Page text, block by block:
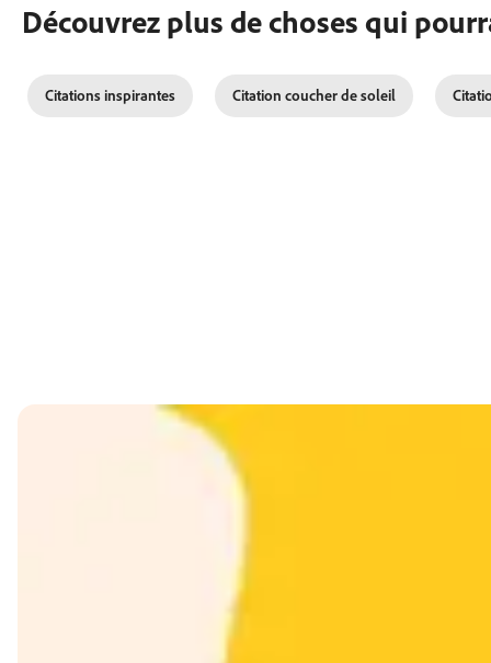
Découvrez plus de choses qui
Citations inspirantes Citation coucher de soleil